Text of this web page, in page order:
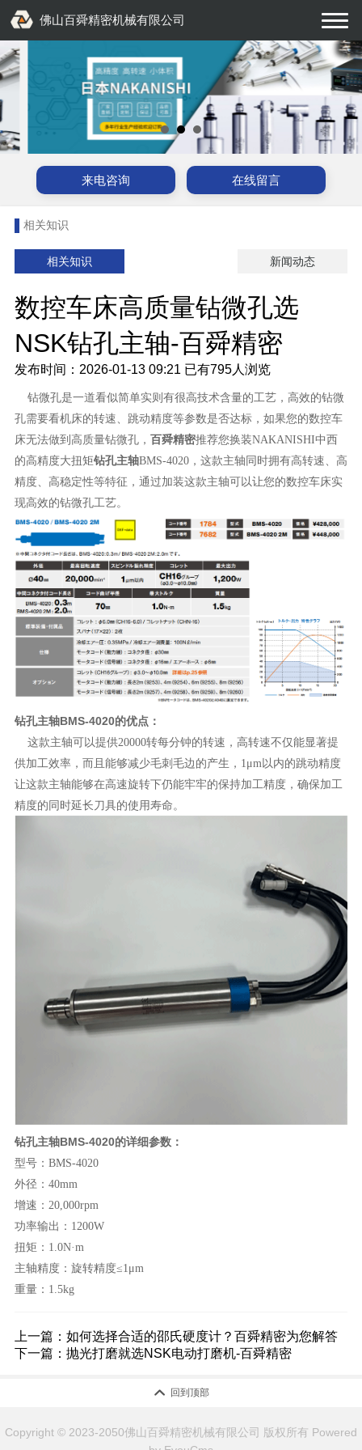
佛山百舜精密机械有限公司
来电咨询 在线留言
相关知识
相关知识 新闻动态
数控车床高质量钻微孔选
NSK钻孔主轴-百舜精密
发布时间：2026-01-13 09:21 已有795人浏览
钻微孔是一道看似简单实则有很高技术含量的工艺，高效的钻微
孔需要看机床的转速、跳动精度等参数是否达标，如果您的数控车
床无法做到高质量钻微孔， 百舜精密推荐您换装NAKANISHI中西
的高精度大扭矩钻孔主轴BMS-4020，这款主轴同时拥有高转速、高
精度、高稳定性等特征，通过加装这款主轴可以让您的数控车床实
现高效的钻微孔工艺。
钻孔主轴BMS-4020的优点：
这款主轴可以提供20000转每分钟的转速，高转速不仅能显著提
供加工效率，而且能够减少毛刺毛边的产生，1μm以内的跳动精度
让这款主轴能够在高速旋转下仍能牢牢的保持加工精度，确保加工
精度的同时延长刀具的使用寿命。
钻孔主轴BMS-4020的详细参数：
型号：BMS-4020
外径：40mm
增速：20,000rpm
功率输出：1200W
扭矩：1.0N·m
主轴精度：旋转精度≤1μm
重量：1.5kg
上一篇： 如何选择合适的邵氏硬度计？百舜精密为您解答
下一篇： 抛光打磨就选NSK电动打磨机-百舜精密
 回到顶部
Copyright © 2023-2050佛山百舜精密机械有限公司 版权所有 Powered